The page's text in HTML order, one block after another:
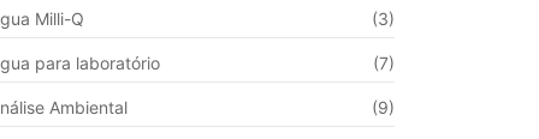
Milli-Q (3)
para laboratório (7)
Ambiental (9)